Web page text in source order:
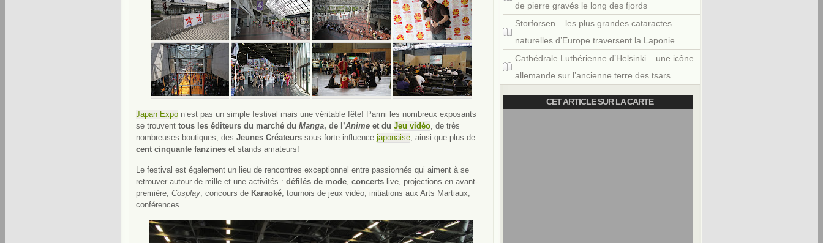
Japan Expo n’est pas un simple festival mais une véritable fête! Parmi les nombreux exposants
se trouvent tous les éditeurs du marché du Manga, de l’Anime et du Jeu vidéo, de très
nombreuses boutiques, des Jeunes Créateurs sous forte influence japonaise, ainsi que plus de
cent cinquante fanzines et stands amateurs!
Le festival est également un lieu de rencontres exceptionnel entre passionnés qui aiment à se
retrouver autour de mille et une activités : défilés de mode, concerts live, projections en avant-
première, Cosplay, concours de Karaoké, tournois de jeux vidéo, initiations aux Arts Martiaux,
conférences…
de pierre gravés le long des fjords
Storforsen – les plus grandes cataractes
naturelles d’Europe traversent la Laponie
Cathédrale Luthérienne d’Helsinki – une icône
allemande sur l’ancienne terre des tsars
CET ARTICLE SUR LA CARTE